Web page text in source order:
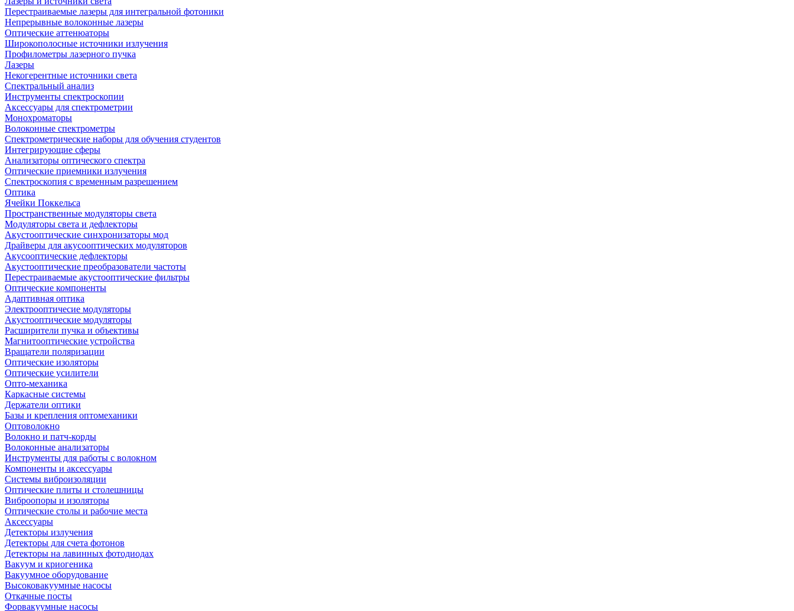
Перестраиваемые лазеры для интегральной фотоники
Непрерывные волоконные лазеры
Оптические аттенюаторы
Широкополосные источники излучения
Профилометры лазерного пучка
Лазеры
Некогерентные источники света
Спектральный анализ
Инструменты спектроскопии
Аксессуары для спектрометрии
Монохроматоры
Волоконные спектрометры
Спектрометрические наборы для обучения студентов
Интегрирующие сферы
Анализаторы оптического спектра
Оптические приемники излучения
Спектроскопия с временным разрешением
Оптика
Ячейки Поккельса
Пространственные модуляторы света
Модуляторы света и дефлекторы
Акустооптические синхронизаторы мод
Драйверы для акусооптических модуляторов
Акусооптические дефлекторы
Акустооптические преобразователи частоты
Перестраиваемые акустооптические фильтры
Оптические компоненты
Адаптивная оптика
Электрооптичесие модуляторы
Акустооптические модуляторы
Расширители пучка и объективы
Магнитооптические устройства
Вращатели поляризации
Оптические изоляторы
Оптические усилители
Опто-механика
Каркасные системы
Держатели оптики
Базы и крепления оптомеханики
Оптоволокно
Волокно и патч-корды
Волоконные анализаторы
Инструменты для работы с волокном
Компоненты и аксессуары
Системы виброизоляции
Оптические плиты и столешницы
Виброопоры и изоляторы
Оптические столы и рабочие места
Аксессуары
Детекторы излучения
Детекторы для счета фотонов
Детекторы на лавинных фотодиодах
Вакуум и криогеника
Вакуумное оборудование
Высоковакуумные насосы
Откачные посты
Форвакуумные насосы